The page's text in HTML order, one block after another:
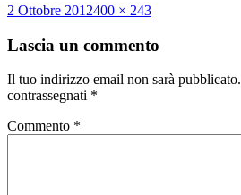
Scritto
2 Ottobre 2012Dimensione
400 × 243
Lascia un commento
Il tuo indirizzo email non sarà pubblicato.
contrassegnati *
Commento *